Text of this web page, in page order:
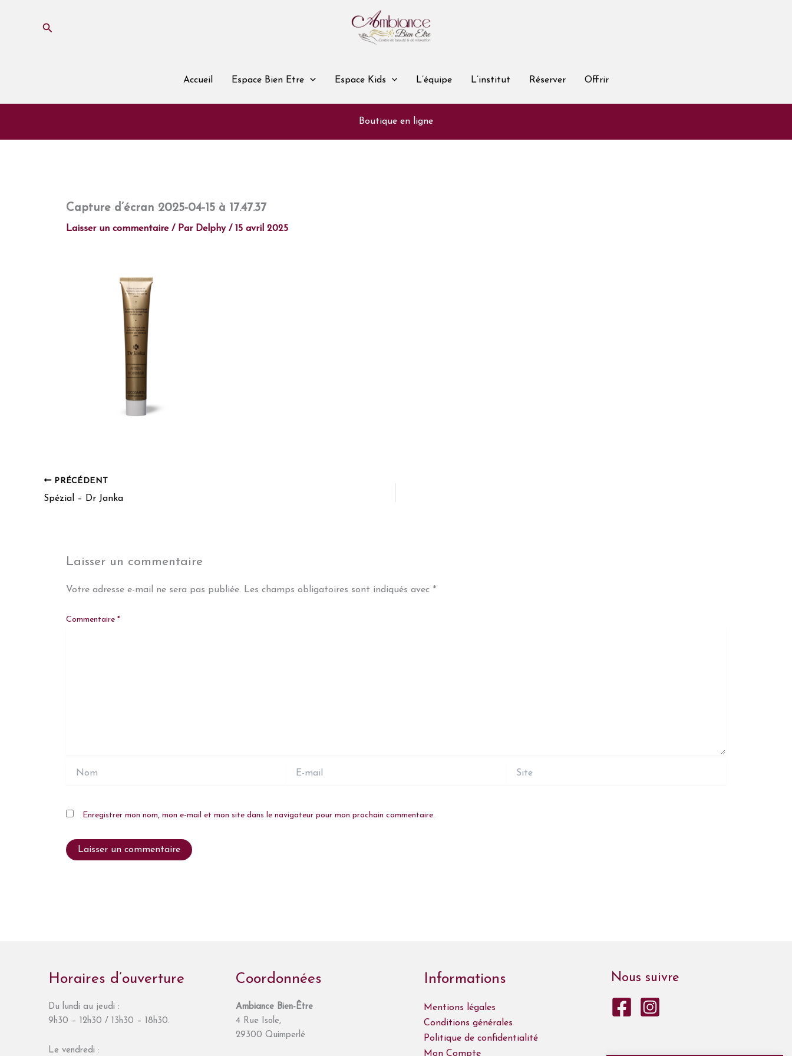
Rechercher
Accueil Espace Bien Etre Espace Kids L’équipe L’institut Réserver Offrir
Boutique en ligne
Capture d’écran 2025-04-15 à 17.47.37
Laisser un commentaire / Par Delphy / 15 avril 2025
PRÉCÉDENT
Spézial – Dr Janka
Laisser un commentaire
Votre adresse e-mail ne sera pas publiée. Les champs obligatoires sont indiqués avec *
Commentaire *
Nom
mail
Site
Enregistrer mon nom, mon e-mail et mon site dans le navigateur pour mon prochain commentaire.
Horaires d’ouverture
Du lundi au jeudi :
9h30 – 12h30 / 13h30 – 18h30.
Le vendredi :
Coordonnées
Ambiance Bien-Être
4 Rue Isole,
29300 Quimperlé
Informations
Mentions légales
Conditions générales
Politique de confidentialité
Mon Compte
Nous suivre